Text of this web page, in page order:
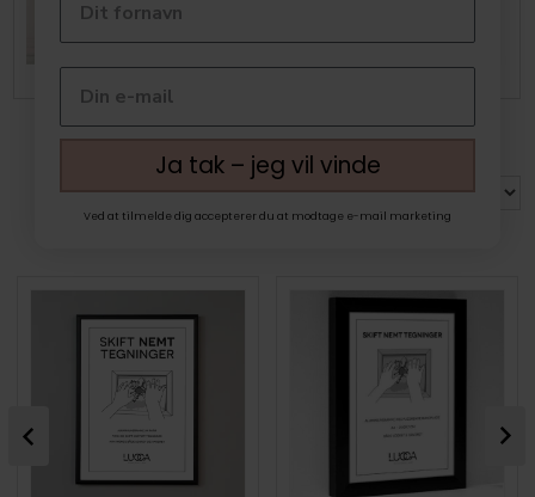
Ja tak – jeg vil vinde
Ved at tilmelde dig accepterer du at modtage e-mail marketing